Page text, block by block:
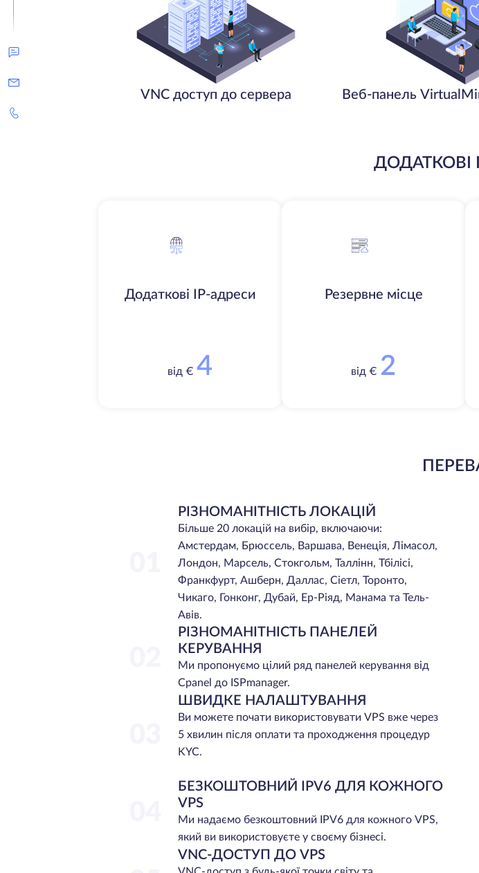
VNC доступ до сервера Веб-панель
ДОДАТКОВІ
Додаткові IP-адреси
від € 4
Резервне місце
від € 2
РІЗНОМАНІТНІСТЬ ЛОКАЦІЙ
Більше 20 локацій на вибір, включаючи:
Амстердам, Брюссель, Варшава, Венеція, Лімасол,
Лондон, Марсель, Стокгольм, Таллінн, Тбілісі,
Франкфурт, Ашберн, Даллас, Сіетл, Торонто,
Чикаго, Гонконг, Дубай, Ер-Ріяд, Манама та Тель-
Авів.
РІЗНОМАНІТНІСТЬ ПАНЕЛЕЙ
КЕРУВАННЯ
Ми пропонуємо цілий ряд панелей керування від
Cpanel до ISPmanager.
ШВИДКЕ НАЛАШТУВАННЯ
Ви можете почати використовувати VPS вже через
5 хвилин після оплати та проходження процедур
KYC.
БЕЗКОШТОВНИЙ IPV6 ДЛЯ КОЖНОГО
VPS
Ми надаємо безкоштовний IPV6 для кожного VPS,
який ви використовуєте у своєму бізнесі.
VNC-ДОСТУП ДО VPS